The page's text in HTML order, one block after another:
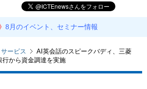
8月のイベント、セミナー情報
ービス
AI英会話のスピークバディ、三菱
行から資金調達を実施